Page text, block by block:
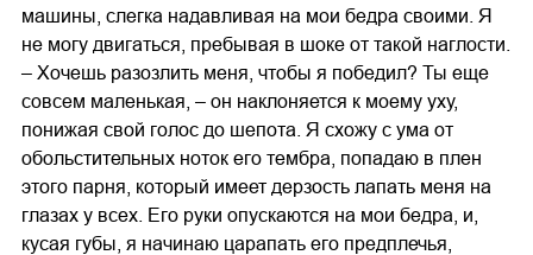
машины, слегка надавливая на мои бедра своими. Я
не могу двигаться, пребывая в шоке от такой наглости.
– Хочешь разозлить меня, чтобы я победил? Ты еще
совсем маленькая, – он наклоняется к моему уху,
понижая свой голос до шепота. Я схожу с ума от
обольстительных ноток его тембра, попадаю в плен
этого парня, который имеет дерзость лапать меня на
глазах у всех. Его руки опускаются на мои бедра, и,
кусая губы, я начинаю царапать его предплечья,